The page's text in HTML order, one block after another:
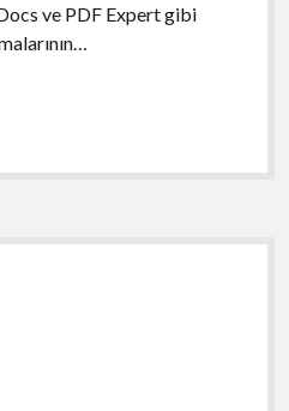
ve PDF Expert gibi